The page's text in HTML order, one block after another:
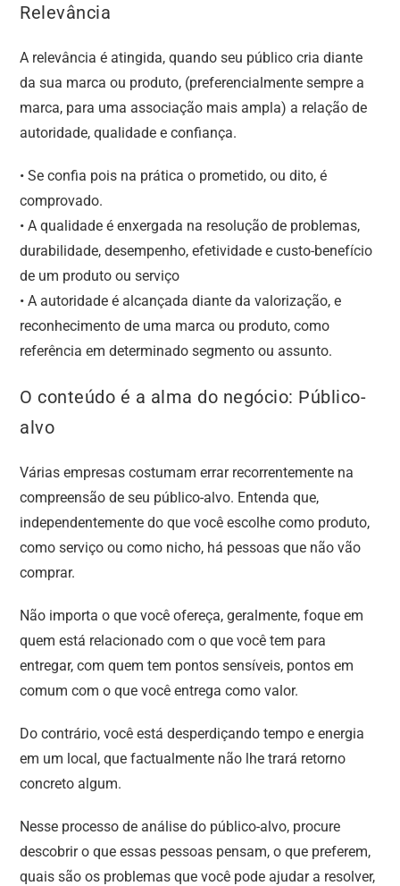
Relevância
A relevância é atingida, quando seu público cria diante
da sua marca ou produto, (preferencialmente sempre a
marca, para uma associação mais ampla) a relação de
autoridade, qualidade e confiança.
• Se confia pois na prática o prometido, ou dito, é
comprovado.
• A qualidade é enxergada na resolução de problemas,
durabilidade, desempenho, efetividade e custo-benefício
de um produto ou serviço
• A autoridade é alcançada diante da valorização, e
reconhecimento de uma marca ou produto, como
referência em determinado segmento ou assunto.
O conteúdo é a alma do negócio: Público-
alvo
Várias empresas costumam errar recorrentemente na
compreensão de seu público-alvo. Entenda que,
independentemente do que você escolhe como produto,
como serviço ou como nicho, há pessoas que não vão
comprar.
Não importa o que você ofereça, geralmente, foque em
quem está relacionado com o que você tem para
entregar, com quem tem pontos sensíveis, pontos em
comum com o que você entrega como valor.
Do contrário, você está desperdiçando tempo e energia
em um local, que factualmente não lhe trará retorno
concreto algum.
Nesse processo de análise do público-alvo, procure
descobrir o que essas pessoas pensam, o que preferem,
quais são os problemas que você pode ajudar a resolver,